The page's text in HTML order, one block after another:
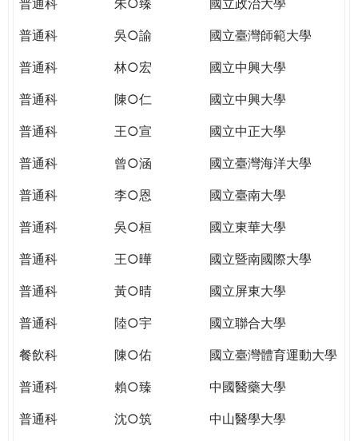
民。
TODAY
WORLD
TOMORROW
YOU
THE
PATH
GLOBAL
普通科
吳○諭
國立臺灣師範大學
普通科
林○宏
國立中興大學
普通科
陳○仁
國立中興大學
普通科
王○宣
國立中正大學
普通科
曾○涵
國立臺灣海洋大學
普通科
李○恩
國立臺南大學
普通科
吳○桓
國立東華大學
普通科
王○曄
國立暨南國際大學
普通科
黃○晴
國立屏東大學
普通科
陸○宇
國立聯合大學
餐飲科
陳○佑
國立臺灣體育運動大學
普通科
賴○臻
中國醫藥大學
普通科
沈○筑
中山醫學大學